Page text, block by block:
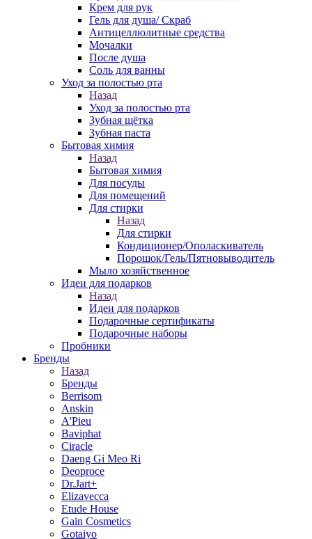
Крем для рук
Гель для душа/ Скраб
Антицеллюлитные средства
Мочалки
После душа
Соль для ванны
Уход за полостью рта
Назад
Уход за полостью рта
Зубная щётка
Зубная паста
Бытовая химия
Назад
Бытовая химия
Для посуды
Для помещений
Для стирки
Назад
Для стирки
Кондиционер/Ополаскиватель
Порошок/Гель/Пятновыводитель
Мыло хозяйственное
Идеи для подарков
Назад
Идеи для подарков
Подарочные сертификаты
Подарочные наборы
Пробники
Бренды
Назад
Бренды
Berrisom
Anskin
A'Pieu
Baviphat
Ciracle
Daeng Gi Meo Ri
Deoproce
Dr.Jart+
Elizavecca
Etude House
Gain Cosmetics
Gotaiyo